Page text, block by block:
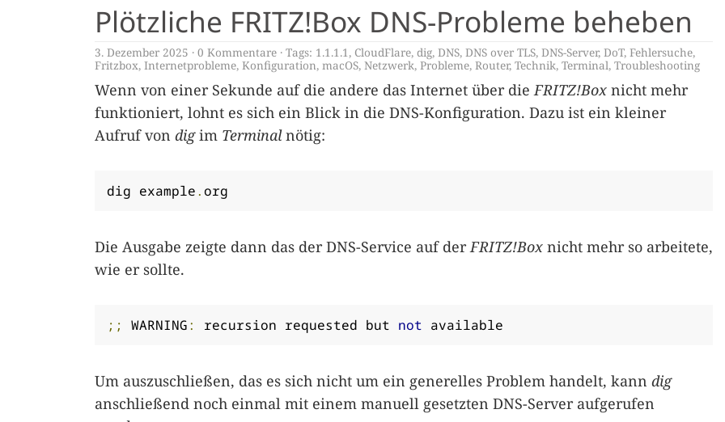
Plötzliche FRITZ!Box DNS-Probleme beheben
3. Dezember 2025 0 Kommentare Tags: 1.1.1.1, CloudFlare, dig, DNS, DNS over TLS, DNS-Server, DoT, Fehlersuche,
Fritzbox, Internetprobleme, Konfiguration, macOS, Netzwerk, Probleme, Router, Technik, Terminal, Troubleshooting
Wenn von einer Sekunde auf die andere das Internet über dieFRITZ!Box nicht mehr
funktioniert, lohnt es sich ein Blick in die DNS-Konfiguration. Dazu ist ein kleiner
Aufruf von digim Terminalnötig:
dig example.org
Die Ausgabe zeigte dann das der DNS-Service auf derFRITZ!Box nicht mehr so arbeitete,
wie er sollte.
;; WARNING: recursion requested but not available
Um auszuschließen, das es sich nicht um ein generelles Problem handelt, kann dig
anschließend noch einmal mit einem manuell gesetzten DNS-Server aufgerufen